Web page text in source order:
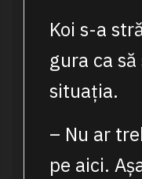
Koi s-a
gura ca
situația.
– Nu ar
pe aici.